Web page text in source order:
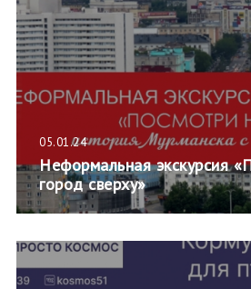
05.01.24
Неформальная экскурсия
город сверху»